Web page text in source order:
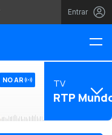
Entrar
NO AR TV
RTP